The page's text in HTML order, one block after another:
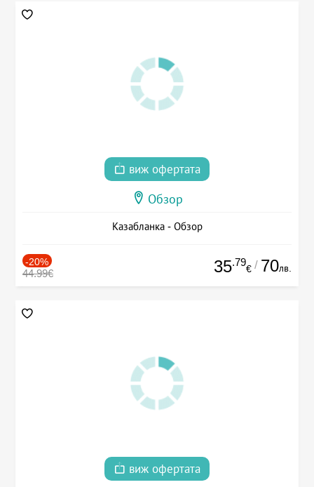
виж офертата
Обзор
Казабланка - Обзор
-20%
44.99€ 35.79
€ / 70лв.
виж офертата